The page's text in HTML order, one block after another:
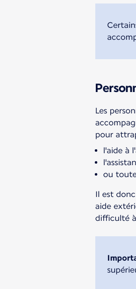
Les
pour
l'aide à
ou
Il est
aide
difficulté